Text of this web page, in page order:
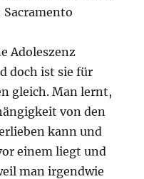
Sacramento
Adoleszenz
doch ist sie für
gleich. Man lernt,
von den
kann und
einem liegt und
man irgendwie